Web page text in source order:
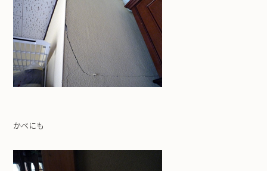
かべにも